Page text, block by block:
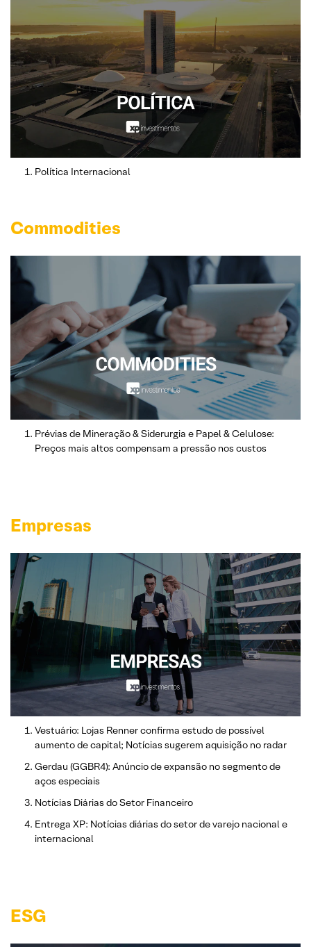
Política Internacional
Commodities
Prévias de Mineração & Siderurgia e Papel & Celulose:
Preços mais altos compensam a pressão nos custos
Empresas
Vestuário: Lojas Renner confirma estudo de possível
aumento de capital; Notícias sugerem aquisição no radar
Gerdau (GGBR4): Anúncio de expansão no segmento de
aços especiais
Notícias Diárias do Setor Financeiro
Entrega XP: Notícias diárias do setor de varejo nacional e
internacional
ESG